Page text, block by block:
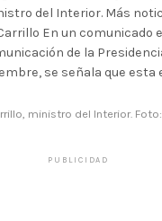
del Interior. Más
En un comunicado
de la
se señala que esta
ministro del Interior.
PUBLICIDAD